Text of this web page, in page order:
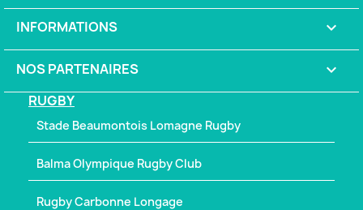
INFORMATIONS keyboard_arrow_down
NOS PARTENAIRES 
RUGBY
Stade Beaumontois Lomagne Rugby
Balma Olympique Rugby Club
Rugby Carbonne Longage